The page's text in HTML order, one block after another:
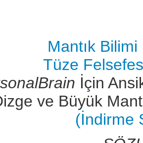
Mantık
Tüze
İçin
ve Büyük
(İndirme